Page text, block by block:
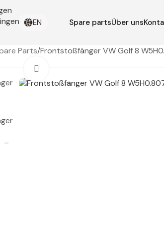
EN Spare partsÜber uns
Parts Frontstoßfänger VW Golf 8
Zum Vergrößern klicken